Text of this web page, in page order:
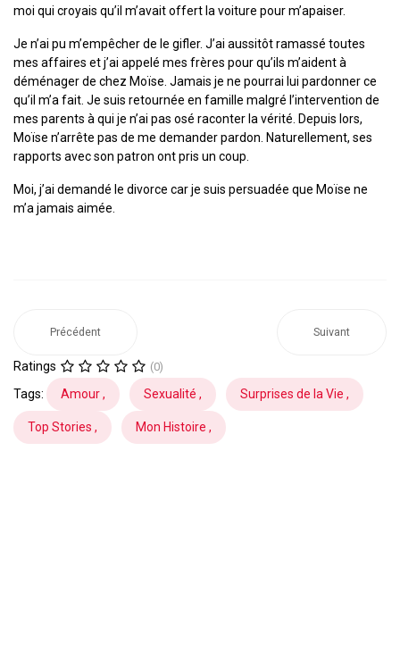
moi qui croyais qu’il m’avait offert la voiture pour m’apaiser.
Je n’ai pu m’empêcher de le gifler. J’ai aussitôt ramassé toutes
mes affaires et j’ai appelé mes frères pour qu’ils m’aident à
déménager de chez Moïse. Jamais je ne pourrai lui pardonner ce
qu’il m’a fait. Je suis retournée en famille malgré l’intervention de
mes parents à qui je n’ai pas osé raconter la vérité. Depuis lors,
Moïse n’arrête pas de me demander pardon. Naturellement, ses
rapports avec son patron ont pris un coup.
Moi, j’ai demandé le divorce car je suis persuadée que Moïse ne
m’a jamais aimée.
Précédent Suivant
Ratings (0)
Tags: Amour , Sexualité , Surprises de la Vie ,
Top Stories , Mon Histoire ,